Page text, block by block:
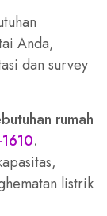
Anda,
dan survey
rumah
.
listrik